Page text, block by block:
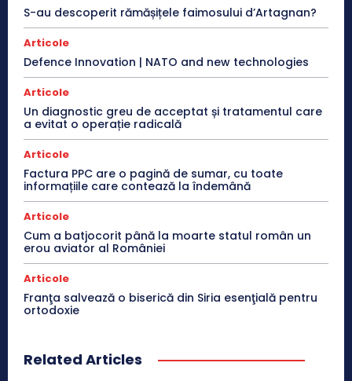
S-au descoperit rămășițele faimosului d’Artagnan?
Articole
Defence Innovation | NATO and new technologies
Articole
Un diagnostic greu de acceptat și tratamentul care
a evitat o operație radicală
Articole
Factura PPC are o pagină de sumar, cu toate
informațiile care contează la îndemână
Articole
Cum a batjocorit până la moarte statul român un
erou aviator al României
Articole
Franţa salvează o biserică din Siria esenţială pentru
ortodoxie
Related Articles